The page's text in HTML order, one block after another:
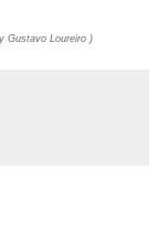
Gustavo Loureiro )